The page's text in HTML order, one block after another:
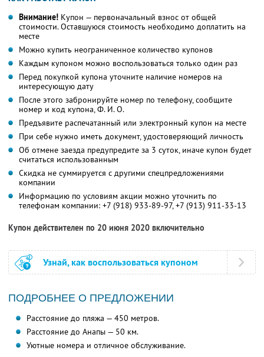
Внимание! Купон — первоначальный взнос от общей
стоимости. Оставшуюся стоимость необходимо доплатить на
месте
Можно купить неограниченное количество купонов
Каждым купоном можно воспользоваться только один раз
Перед покупкой купона уточните наличие номеров на
интересующую дату
После этого забронируйте номер по телефону, сообщите
номер и код купона,Ф. И. О.
Предъявите распечатанный или электронный купон на месте
При себе нужно иметь документ, удостоверяющий личность
Об отмене заезда предупредите за 3 суток, иначе купон будет
считаться использованным
Скидка не суммируется с другими спецпредложениями
компании
Информацию по условиям акции можно уточнить по
телефонам компании: +7 (918) 933-89-97, +7 (913) 911-33-13
Купон действителен по 20 июня 2020 включительно
Узнай, как воспользоваться купоном
ПОДРОБНЕЕ О ПРЕДЛОЖЕНИИ
Расстояние до пляжа — 450 метров.
Расстояние до Анапы — 50 км.
Уютные номера и отличное обслуживание.